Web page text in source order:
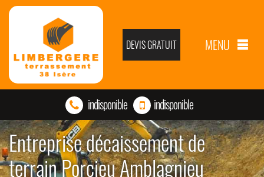
DEVIS GRATUIT MENU
indisponible indisponible
Entreprise décaissement de
terrain Porcieu Amblagnieu